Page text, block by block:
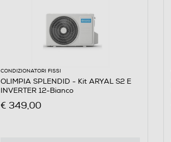
CONDIZIONATORI FISSI
OLIMPIA SPLENDID - Kit ARYAL S2 E
INVERTER 12-Bianco
€ 349,00